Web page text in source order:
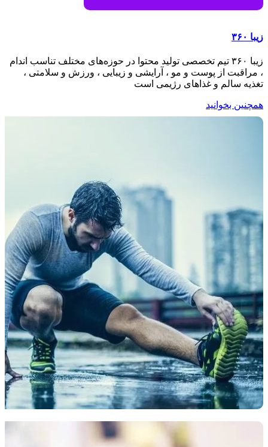
زیبا ۳۶۰
زیبا ۳۶۰ تیم تخصصی تولید محتوا در حوزه‌های مختلف تناسب اندام
، مراقبت از پوست و مو ، آرایشی و زیبایی ، ورزش و سلامتی ،
تغذیه سالم و غذاهای رژیمی است
همچنین بخوانید